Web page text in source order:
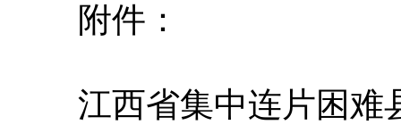
附件：
江西省集中连片困难